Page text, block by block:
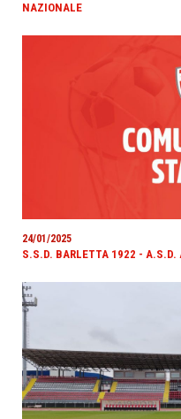
NAZIONALE
24/01/2025
S.S.D. BARLETTA 1922 - A.S.D.